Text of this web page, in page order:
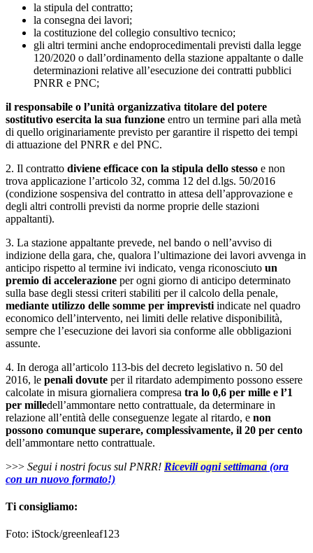
la stipula del contratto;
la consegna dei lavori;
la costituzione del collegio consultivo tecnico;
gli altri termini anche endoprocedimentali previsti dalla legge
120/2020 o dall’ordinamento della stazione appaltante o dalle
determinazioni relative all’esecuzione dei contratti pubblici
PNRR e PNC;
il responsabile o l’unità organizzativa titolare del potere
sostitutivo esercita la sua funzione entro un termine pari alla metà
di quello originariamente previsto per garantire il rispetto dei tempi
di attuazione del PNRR e del PNC.
2. Il contratto diviene efficace con la stipula dello stesso e non
trova applicazione l’articolo 32, comma 12 del d.lgs. 50/2016
(condizione sospensiva del contratto in attesa dell’approvazione e
degli altri controlli previsti da norme proprie delle stazioni
appaltanti).
3. La stazione appaltante prevede, nel bando o nell’avviso di
indizione della gara, che, qualora l’ultimazione dei lavori avvenga in
anticipo rispetto al termine ivi indicato, venga riconosciuto un
premio di accelerazione per ogni giorno di anticipo determinato
sulla base degli stessi criteri stabiliti per il calcolo della penale,
mediante utilizzo delle somme per imprevisti indicate nel quadro
economico dell’intervento, nei limiti delle relative disponibilità,
sempre che l’esecuzione dei lavori sia conforme alle obbligazioni
assunte.
4. In deroga all’articolo 113-bis del decreto legislativo n. 50 del
2016, le penali dovute per il ritardato adempimento possono essere
calcolate in misura giornaliera compresa tra lo 0,6 per mille e l’1
per milledell’ammontare netto contrattuale, da determinare in
relazione all’entità delle conseguenze legate al ritardo, e non
possono comunque superare, complessivamente, il 20 per cento
dell’ammontare netto contrattuale.
>>> Segui i nostri focus sul PNRR! Ricevili ogni settimana (ora
con un nuovo formato!)
Ti consigliamo:
Foto: iStock/greenleaf123